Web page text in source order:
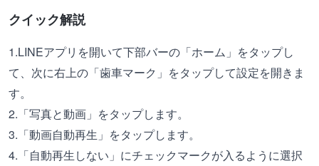
クイック解説
1.LINEアプリを開いて下部バーの「ホーム」をタップし
て、次に右上の「歯車マーク」をタップして設定を開きま
す。
2.「写真と動画」をタップします。
3.「動画自動再生」をタップします。
4.「自動再生しない」にチェックマークが入るように選択